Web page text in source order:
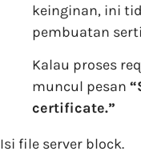
keinginan, ini
pembuatan
Kalau proses
muncul pesan
certificate.”
Isi file server block.